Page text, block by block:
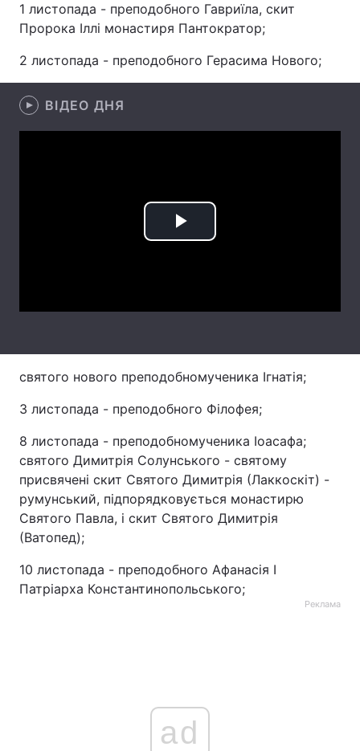
Головна Війна
Політика
Відео з Youtube Статті
Архів Вакансії
Послуги
1 листопада - преподобного Гавриїла, скит
Пророка Іллі монастиря Пантократор;
2 листопада - преподобного Герасима Нового;
ВІДЕО ДНЯ
Play
святого нового преподобномученика Ігнатія;
3 листопада - преподобного Філофея;
8 листопада - преподобномученика Іоасафа;
святого Димитрія Солунського - святому
присвячені скит Святого Димитрія (Лаккоскіт) -
румунський, підпорядковується монастирю
Святого Павла, і скит Святого Димитрія
(Ватопед);
10 листопада - преподобного Афанасія I
Патріарха Константинопольського;
Реклама
ad